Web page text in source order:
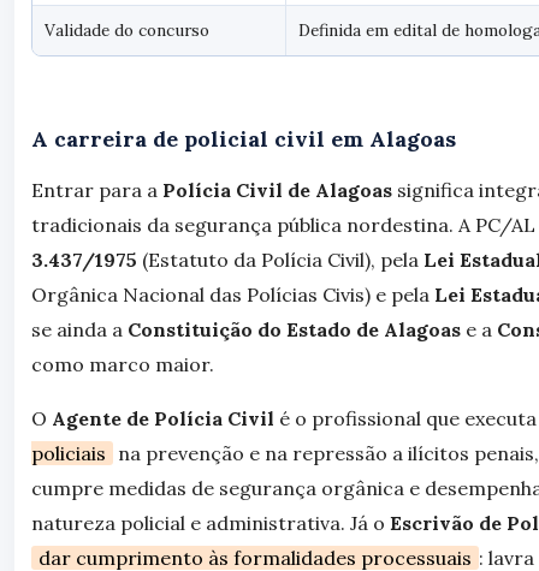
Validade do concurso Definida em edital de
A carreira de policial civil em Alagoas
Entrar para a Polícia Civil de Alagoas significa
tradicionais da segurança pública nordestina. A PC/
3.437/1975 (Estatuto da Polícia Civil), pela Lei
Orgânica Nacional das Polícias Civis) e pela Lei
se ainda a Constituição do Estado de Alagoas e a
como marco maior.
O Agente de Polícia Civil é o profissional que
policiais na prevenção e na repressão a ilícitos
cumpre medidas de segurança orgânica e
natureza policial e administrativa. Já o Escrivão de
dar cumprimento às formalidades processuais :